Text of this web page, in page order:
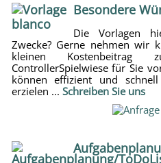
Besondere
Die Vorlagen
Zwecke? Gerne nehmen wir
kleinen Kostenbeitrag
ControllerSpielwiese für Sie
können effizient und
erzielen ... Schreiben Sie uns